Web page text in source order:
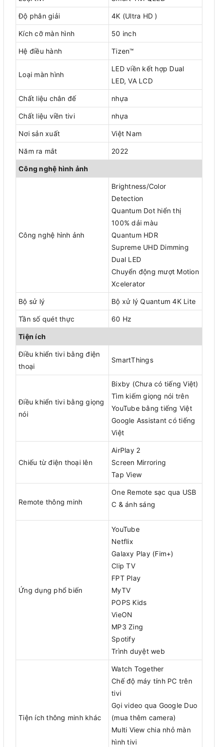
Độ phân giải 4K (Ultra HD )
Kích cỡ màn hình 50 inch
Hệ điều hành Tizen™
Loại màn hình
LED viền kết hợp Dual
LED, VA LCD
Chất liệu chân đế nhựa
Chất liệu viền tivi nhựa
Nơi sản xuất Việt Nam
Năm ra mắt 2022
Công nghệ hình ảnh
Công nghệ hình ảnh
Brightness/Color
Detection
Quantum Dot hiển thị
100% dải màu
Quantum HDR
Supreme UHD Dimming
Dual LED
Chuyển động mượt Motion
Xcelerator
Bộ sử lý Bộ xử lý Quantum 4K Lite
Tần số quét thực 60 Hz
Tiện ích
Điều khiển tivi bằng điện
thoại
SmartThings
Điều khiển tivi bằng giọng
nói
Bixby (Chưa có tiếng Việt)
Tìm kiếm giọng nói trên
YouTube bằng tiếng Việt
Google Assistant có tiếng
Việt
Chiếu từ điện thoại lên
AirPlay 2
Screen Mirroring
Tap View
Remote thông minh
One Remote sạc qua USB
C & ánh sáng
Ứng dụng phổ biến
YouTube
Netflix
Galaxy Play (Fim+)
Clip TV
FPT Play
MyTV
POPS Kids
VieON
MP3 Zing
Spotify
Trình duyệt web
Tiện ích thông minh khác
Watch Together
Chế độ máy tính PC trên
tivi
Gọi video qua Google Duo
(mua thêm camera)
Multi View chia nhỏ màn
hình tivi